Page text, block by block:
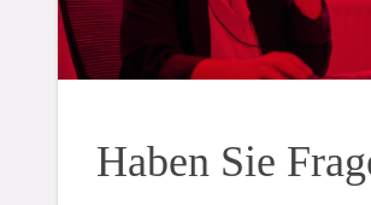
Haben Sie